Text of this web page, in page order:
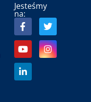
Jesteśmy
na: